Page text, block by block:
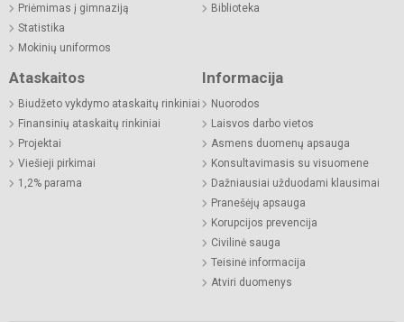
Priėmimas į gimnaziją
Statistika
Mokinių uniformos
Biblioteka
Ataskaitos
Biudžeto vykdymo ataskaitų rinkiniai
Finansinių ataskaitų rinkiniai
Projektai
Viešieji pirkimai
1,2% parama
Informacija
Nuorodos
Laisvos darbo vietos
Asmens duomenų apsauga
Konsultavimasis su visuomene
Dažniausiai užduodami klausimai
Pranešėjų apsauga
Korupcijos prevencija
Civilinė sauga
Teisinė informacija
Atviri duomenys